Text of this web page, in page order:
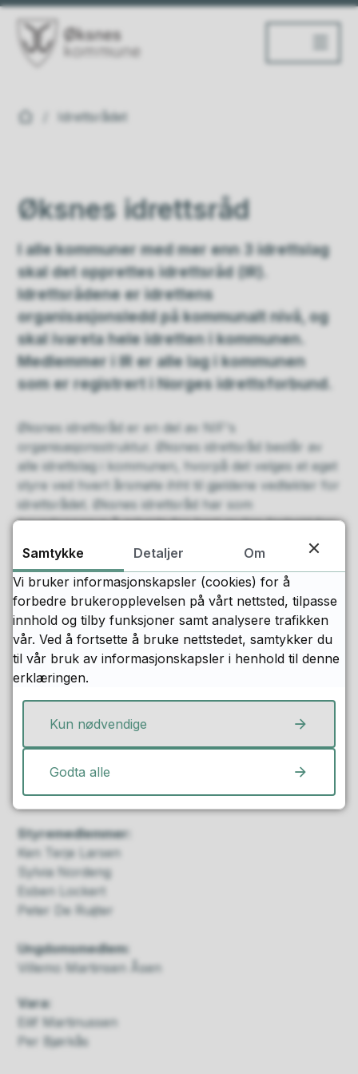
Du er her:Idrettsrådet
Øksnes idrettsråd
I alle kommuner med mer enn 3 idrettslag
skal det opprettes idrettsråd (IR).
Idrettsrådene er idrettens
organisasjonsledd på kommunalt nivå, og
skal ivareta hele idretten i kommunen.
Medlemmer i IR er alle lag i kommunen
som er registrert i Norges idrettsforbund.
Øksnes idrettsråd er en del av NIF's
organisasjonsstruktur. Øksnes idrettsråd består av
alle idrettslag i kommunen, hvorpå det velges et eget
styre ved hvert årsmøte ihht til gjeldene vedtekter for
idrettsrådet. Øksnes idrettsråd har som
hovedoppgave å arbeide for best mulige forhold for
idretten og å være et samordningsorgan for idrettens
relasjoner til kommunen. Øksnes idrettsråd foretar
også prioriteringer på vegne av idretten mht
økonomiske forhold og diverse anleggsutnyttelser.
Styret i Øksnes idrettsråd
Leder:
Gøran Mortensen
Telefon
Nestleder:
Geir Knudsen
Styremedlemmer:
Ken Terje Larsen
Sylvia Nordeng
Esben Lockert
Peter De Ruijter
Ungdomsmedlem:
Villemo Martinsen Åsen
Vara:
Eilif Martinussen
Per Bjørkås
Samtykke Detaljer
Om
Vi bruker informasjonskapsler (cookies) for å
forbedre brukeropplevelsen på vårt nettsted, tilpasse
innhold og tilby funksjoner samt analysere trafikken
vår. Ved å fortsette å bruke nettstedet, samtykker du
til vår bruk av informasjonskapsler i henhold til denne
erklæringen.
Kun nødvendige
Godta alle